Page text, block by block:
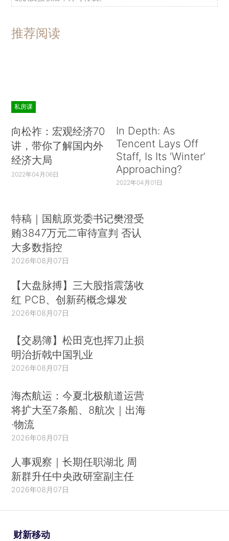
推荐阅读
私房课
向松祚：宏观经济70
讲，带你了解国内外
经济大局
2022年04月06日
In Depth: As
Tencent Lays Off
Staff, Is Its ‘Winter’
Approaching?
2022年04月01日
特稿｜国航原党委书记樊澄受
贿3847万元二审待宣判 否认
大多数指控
2026年08月07日
【大盘脉搏】三大股指震荡收
红 PCB、创新药概念爆发
2026年08月07日
【交易簿】松田克也挥刀止损
明治折戟中国乳业
2026年08月07日
海杰航运：今夏北极航道运营
将扩大至7条船、8航次｜出海
·物流
2026年08月07日
人事观察｜长期任职湖北 周
新群升任中央政研室副主任
2026年08月07日
财新移动